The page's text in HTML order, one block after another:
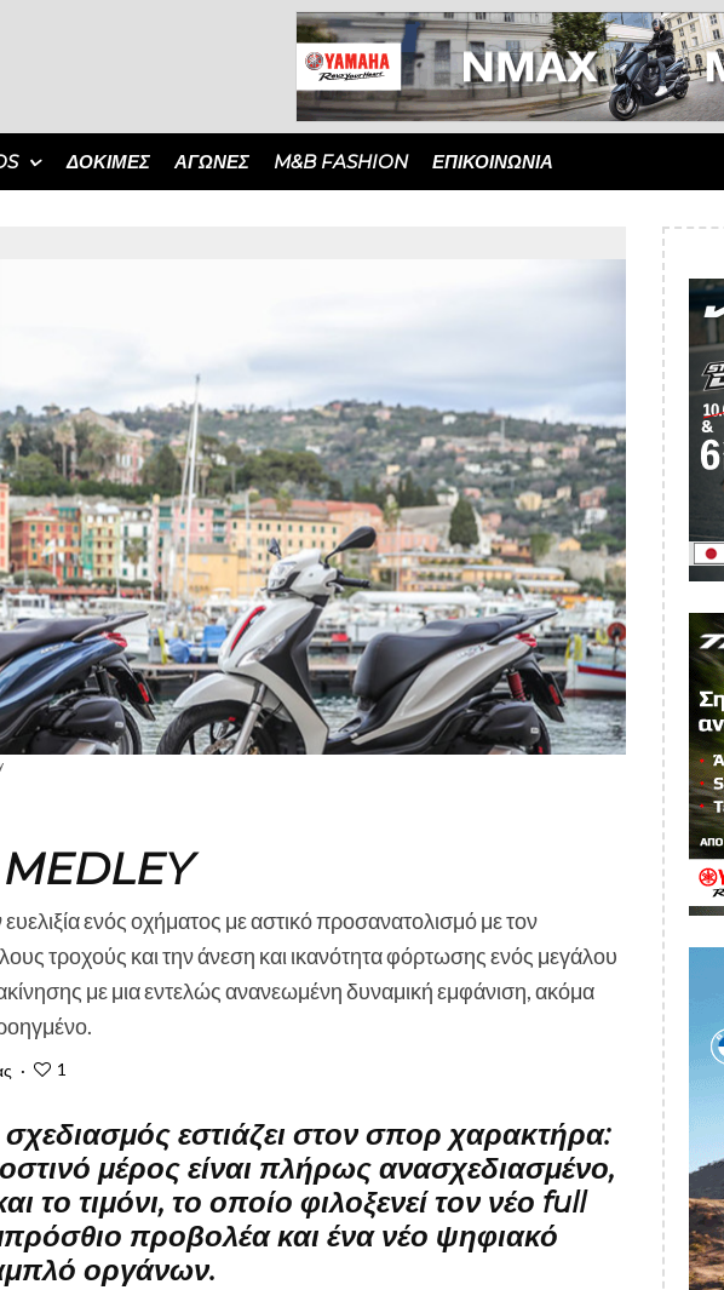
ΔΟΚΙΜΈΣ ΑΓΏΝΕΣ M&B FASHION ΕΠΙΚΟΙΝΩΝΙΑ
ενός οχήματος με αστικό προσανατολισμό με τον
τροχούς και την άνεση και ικανότητα φόρτωσης ενός μεγάλου
με μια εντελώς ανανεωμένη δυναμική εμφάνιση, ακόμα
· 1
σχεδιασμός εστιάζει στον σπορ χαρακτήρα:
μέρος είναι πλήρως ανασχεδιασμένο,
το τιμόνι, το οποίο φιλοξενεί τον νέο full
προβολέα και ένα νέο ψηφιακό
οργάνων.